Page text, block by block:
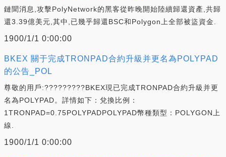
鏈聞消息,攻擊PolyNetwork的黑客從昨晚開始陸續歸還資產,共歸
還3.39億美元,其中,已幾乎歸還BSC和Polygon上全部被盜資金.
1900/1/1 0:00:00
BKEX 關于完成TRONPAD合約升級并更名為POLYPAD
的公告_POL
尊敬的用戶:?????????BKEX現已完成TRONPAD合約升級并更
名為POLYPAD。詳情如下：兌換比例：
1TRONPAD=0.75POLYPADPOLYPAD幣種類型：POLYGON上
線.
1900/1/1 0:00:00